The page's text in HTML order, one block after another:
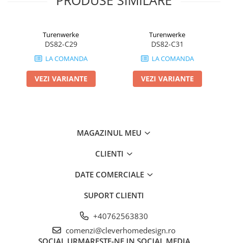
Turenwerke
DS82-C29
LA COMANDA
VEZI VARIANTE
Turenwerke
DS82-C31
LA COMANDA
VEZI VARIANTE
MAGAZINUL MEU
CLIENTI
DATE COMERCIALE
SUPORT CLIENTI
+40762563830
comenzi@cleverhomedesign.ro
SOCIAL URMARESTE-NE IN SOCIAL MEDIA